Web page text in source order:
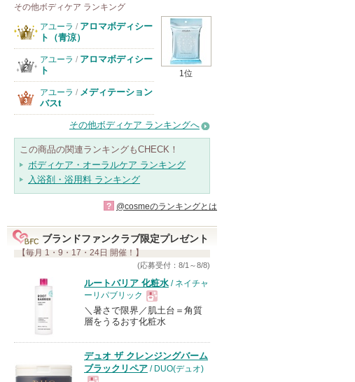
その他ボディケア ランキング
1位
アユーラ / アロマボディシー
ト（青涼）
アユーラ / アロマボディシー
ト
アユーラ / メディテーション
バスt
その他ボディケア ランキングへ
この商品の関連ランキングもCHECK！
ボディケア・オーラルケア ランキング
入浴剤・浴用料 ランキング
? @cosmeのランキングとは
ブランドファンクラブ限定プレゼント
【毎月 1・9・17・24日 開催！】
(応募受付：8/1～8/8)
ルートバリア 化粧水 / ネイチャ
ーリパブリック
現
品
＼暑さで限界／肌土台＝角質
層をうるおす化粧水
デュオ ザ クレンジングバーム
ブラックリペア / DUO(デュオ)